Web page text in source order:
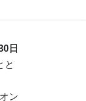
日
と
ン